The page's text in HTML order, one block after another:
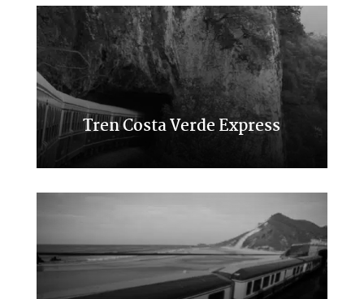
Tren Costa Verde Express
Transcantábrico Clásico